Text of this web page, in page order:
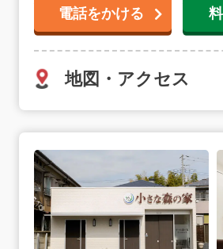
電話をかける
地図・アクセス